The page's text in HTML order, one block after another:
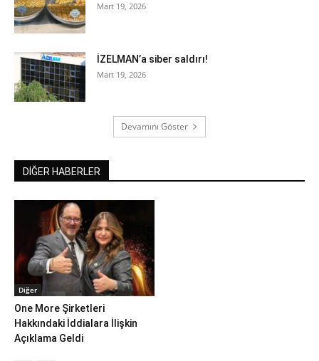
Mart 19, 2026
İZELMAN’a siber saldırı!
Mart 19, 2026
Devamını Göster
DİĞER HABERLER
Diğer
One More Şirketleri
Hakkındaki İddialara İlişkin
Açıklama Geldi